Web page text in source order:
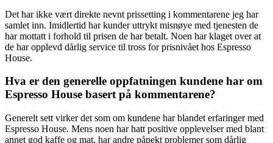
Det har ikke vært direkte nevnt prissetting i kommentarene jeg har
samlet inn. Imidlertid har kunder uttrykt misnøye med tjenesten de
har mottatt i forhold til prisen de har betalt. Noen har klaget over at
de har opplevd dårlig service til tross for prisnivået hos Espresso
House.
Hva er den generelle oppfatningen kundene har om
Espresso House basert på kommentarene?
Generelt sett virker det som om kundene har blandet erfaringer med
Espresso House. Mens noen har hatt positive opplevelser med blant
annet god kaffe og mat, har andre påpekt problemer som dårlig